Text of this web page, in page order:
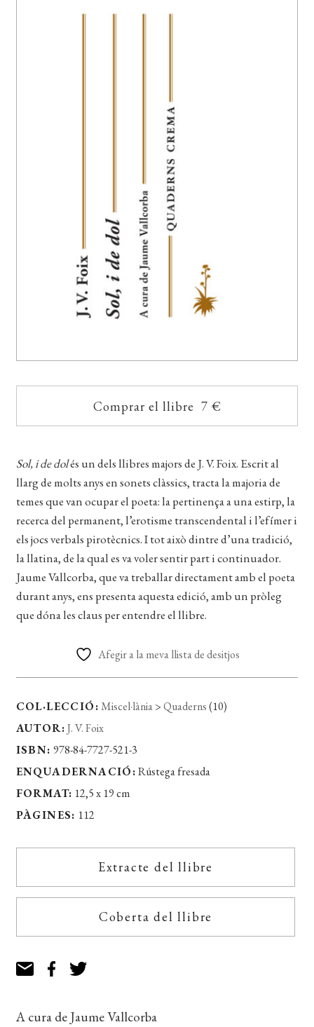
EL MEU COMPTE
Comprar el llibre 7 €
Sol, i de dolés un dels llibres majors de J. V. Foix. Escrit al
llarg de molts anys en sonets clàssics, tracta la majoria de
temes que van ocupar el poeta: la pertinença a una estirp, la
recerca del permanent, l’erotisme transcendental i l’efímer i
els jocs verbals pirotècnics. I tot això dintre d’una tradició,
la llatina, de la qual es va voler sentir part i continuador.
Jaume Vallcorba, que va treballar directament amb el poeta
durant anys, ens presenta aquesta edició, amb un pròleg
que dóna les claus per entendre el llibre.
Afegir a la meva llista de desitjos
COL·LECCIÓ: Miscel·lània>Quaderns(10)
AUTOR:J. V. Foix
ISBN: 978-84-7727-521-3
ENQUADERNACIÓ:Rústega fresada
FORMAT: 12,5 x 19 cm
PÀGINES: 112
Extracte del llibre
Coberta del llibre
A cura de Jaume Vallcorba